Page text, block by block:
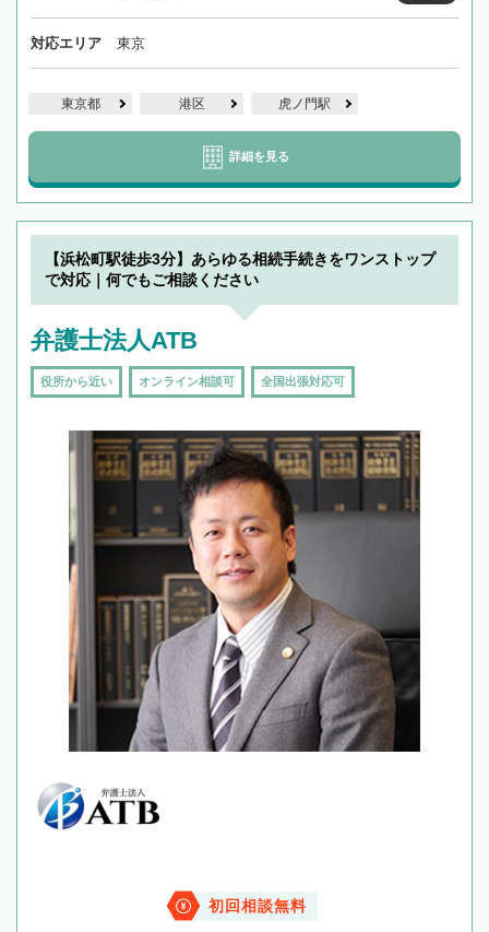
対応エリア 東京
東京都 港区 虎ノ門駅
詳細を見る
【浜松町駅徒歩3分】あらゆる相続手続きをワンストップ
で対応｜何でもご相談ください
弁護士法人ATB
役所から近い オンライン相談可 全国出張対応可
初回相談無料